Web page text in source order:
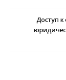
Доступ